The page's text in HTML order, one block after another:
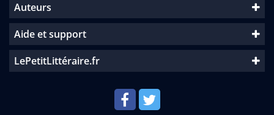
Auteurs
Aide et support
LePetitLittéraire.fr